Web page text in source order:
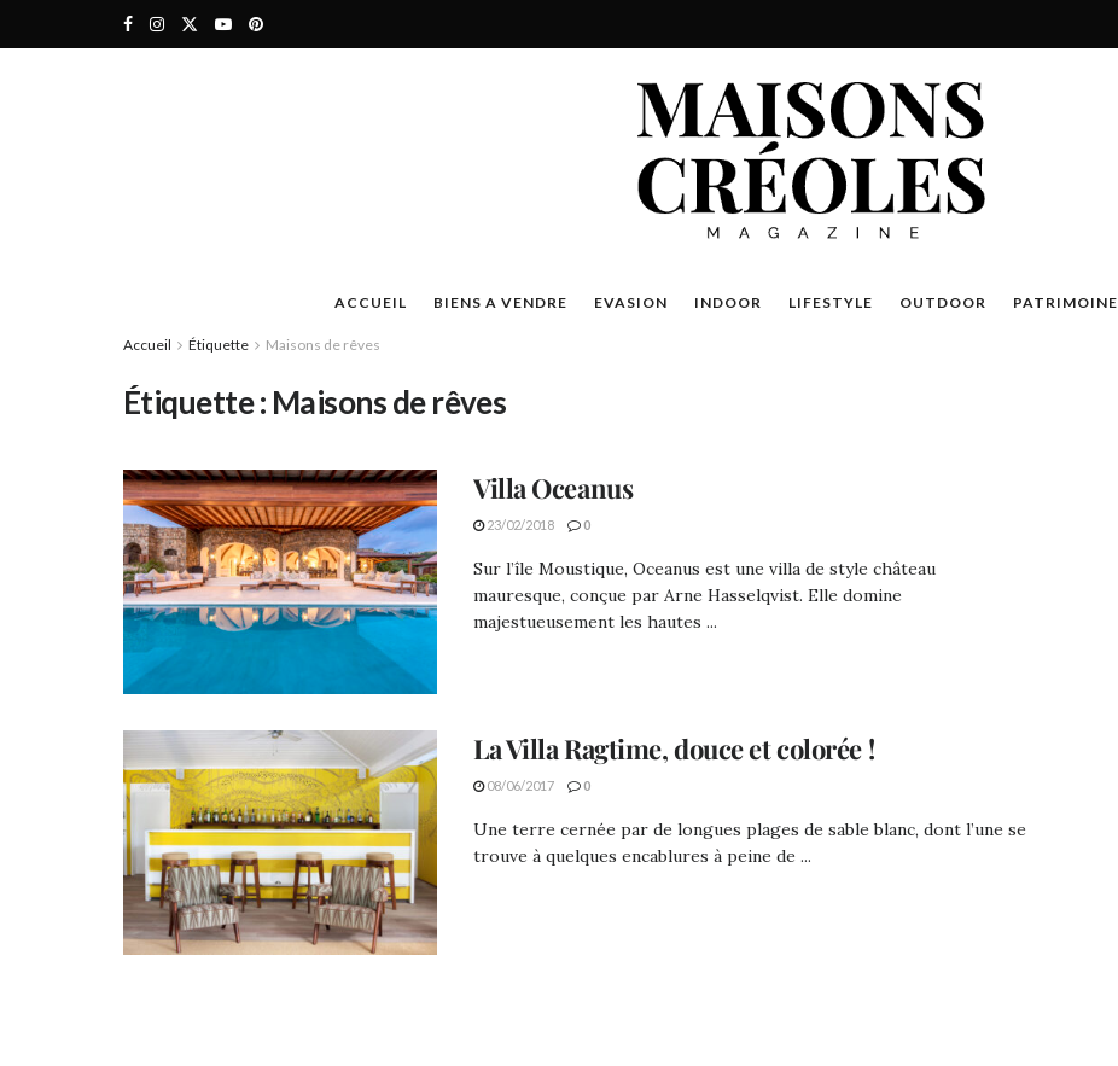
ACCUEIL BIENS A VENDRE EVASION INDOOR LIFESTYLE OUTDOOR PATRIMOINE
Accueil Étiquette Maisons de rêves
Étiquette : Maisons de rêves
Villa Oceanus
23/02/2018 0
Sur l’île Moustique, Oceanus est une villa de style château
mauresque, conçue par Arne Hasselqvist. Elle domine
majestueusement les hautes ...
La Villa Ragtime, douce et colorée !
08/06/2017 0
Une terre cernée par de longues plages de sable blanc, dont l’une se
trouve à quelques encablures à peine de ...